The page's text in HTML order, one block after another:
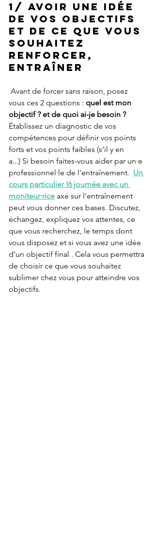
1/ Avoir une idée
de vos objectifs
et de ce que vous
souhaitez
renforcer,
entraîner
vous ces 2 questions : quel est mon
objectif ? et de quoi ai-je besoin ?
Établissez un diagnostic de vos
compétences pour définir vos points
forts et vos points faibles (s’il y en
a...) Si besoin faites-vous aider par un·e
professionnel·le de l'entraînement. Un
cours particulier ½ journée avec un
moniteur·rice axé sur l'entraînement
peut vous donner ces bases. Discutez,
échangez, expliquez vos attentes, ce
que vous recherchez, le temps dont
vous disposez et si vous avez une idée
d'un objectif final . Cela vous permettra
de choisir ce que vous souhaitez
sublimer chez vous pour atteindre vos
objectifs.